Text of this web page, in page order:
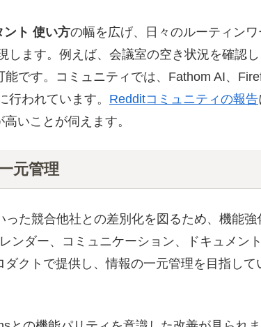
ト 使い方の幅を広げ、日々のルーティンワ
します。例えば、会議室の空き状況を確認
です。コミュニティでは、Fathom AI、
われています。 Redditコミュニティの報告
いことが伺えます。
元管理
た競合他社との差別化を図るため、機能強
ンダー、コミュニケーション、ドキュメント
クトで提供し、情報の一元管理を目指して